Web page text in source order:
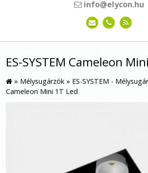
info@elycon.hu
ES-SYSTEM Cameleon
» Mélysugárzók » ES-SYSTEM -
Cameleon Mini 1T Led